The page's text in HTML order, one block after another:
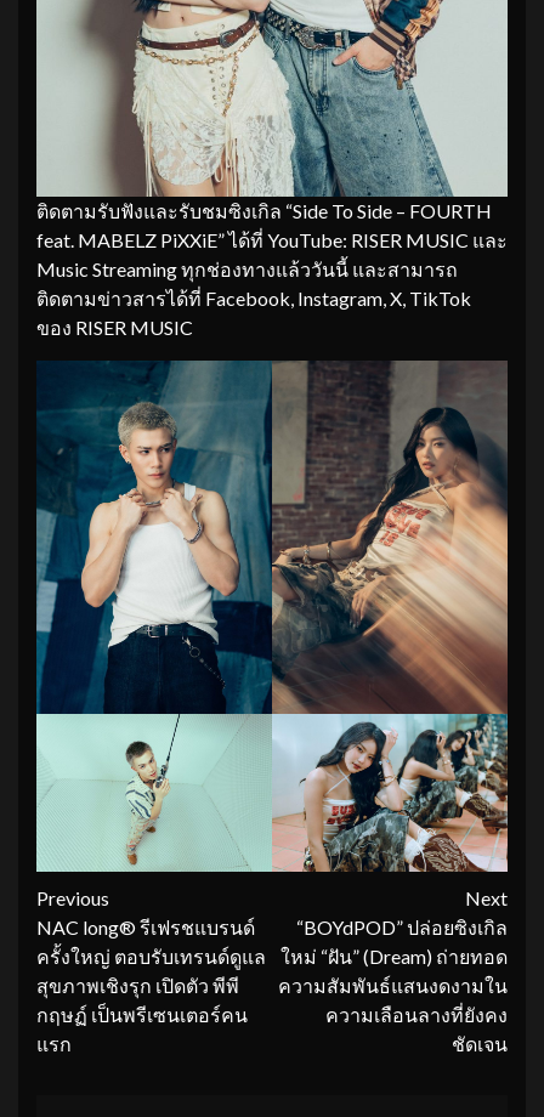
ติดตามรับฟังและรับชมซิงเกิล “Side To Side – FOURTH
feat. MABELZ PiXXiE” ได้ที่ YouTube: RISER MUSIC และ
Music Streaming ทุกช่องทางแล้ววันนี้ และสามารถ
ติดตามข่าวสารได้ที่ Facebook, Instagram, X, TikTok
ของ RISER MUSIC
Continue
Reading
Previous
NAC long® รีเฟรชแบรนด์
ครั้งใหญ่ ตอบรับเทรนด์ดูแล
สุขภาพเชิงรุก เปิดตัว พีพี
กฤษฏ์ เป็นพรีเซนเตอร์คน
แรก
Next
“BOYdPOD” ปล่อยซิงเกิล
ใหม่ “ฝัน” (Dream) ถ่ายทอด
ความสัมพันธ์แสนงดงามใน
ความเลือนลางที่ยังคง
ชัดเจน